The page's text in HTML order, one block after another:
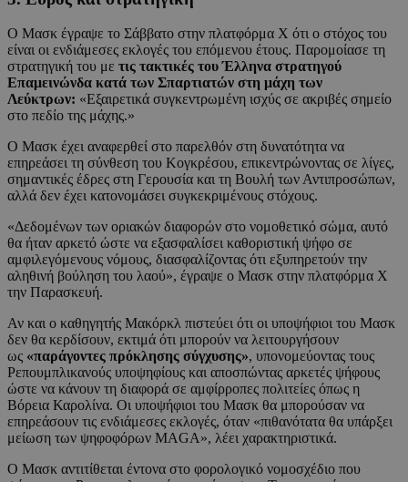
Ο Μασκ έγραψε το Σάββατο στην πλατφόρμα Χ ότι ο στόχος του
είναι οι ενδιάμεσες εκλογές του επόμενου έτους. Παρομοίασε τη
στρατηγική του με τις τακτικές του Έλληνα στρατηγού
Επαμεινώνδα κατά των Σπαρτιατών στη μάχη των
Λεύκτρων: «Εξαιρετικά συγκεντρωμένη ισχύς σε ακριβές σημείο
στο πεδίο της μάχης.»
Ο Μασκ έχει αναφερθεί στο παρελθόν στη δυνατότητα να
επηρεάσει τη σύνθεση του Κογκρέσου, επικεντρώνοντας σε λίγες,
σημαντικές έδρες στη Γερουσία και τη Βουλή των Αντιπροσώπων,
αλλά δεν έχει κατονομάσει συγκεκριμένους στόχους.
«Δεδομένων των οριακών διαφορών στο νομοθετικό σώμα, αυτό
θα ήταν αρκετό ώστε να εξασφαλίσει καθοριστική ψήφο σε
αμφιλεγόμενους νόμους, διασφαλίζοντας ότι εξυπηρετούν την
αληθινή βούληση του λαού», έγραψε ο Μασκ στην πλατφόρμα Χ
την Παρασκευή.
Αν και ο καθηγητής Μακόρκλ πιστεύει ότι οι υποψήφιοι του Μασκ
δεν θα κερδίσουν, εκτιμά ότι μπορούν να λειτουργήσουν
ως «παράγοντες πρόκλησης σύγχυσης», υπονομεύοντας τους
Ρεπουμπλικανούς υποψηφίους και αποσπώντας αρκετές ψήφους
ώστε να κάνουν τη διαφορά σε αμφίρροπες πολιτείες όπως η
Βόρεια Καρολίνα. Οι υποψήφιοι του Μασκ θα μπορούσαν να
επηρεάσουν τις ενδιάμεσες εκλογές, όταν «πιθανότατα θα υπάρξει
μείωση των ψηφοφόρων MAGA», λέει χαρακτηριστικά.
Ο Μασκ αντιτίθεται έντονα στο φορολογικό νομοσχέδιο που